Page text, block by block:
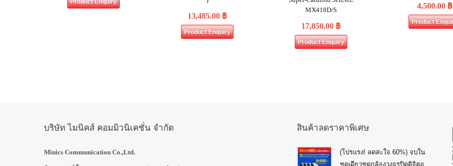
Product Enquiry
13,485.00 ฿
Product Enquiry
MX418D/S
17,850.00 ฿
Product Enquiry
4,500.00 ฿
Product
บริษัท ไมนิคส์ คอมมิวนิเคชั่น จำกัด
Minics Communication Co.,Ltd.
สินค้าลดราคาพิเศษ
(โปรแรง! ลดสะใจ 60%) จบใน
ชุดเดียวชุดกล้องวงจรปิดดิจิตอล